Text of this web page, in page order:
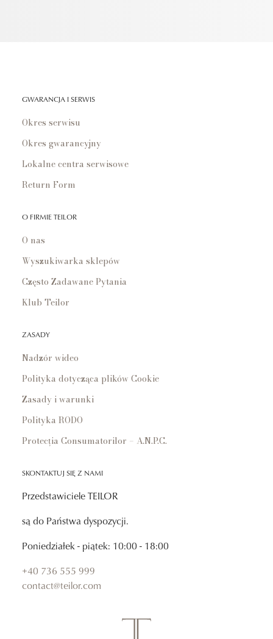
GWARANCJA I SERWIS
Okres serwisu
Okres gwarancyjny
Lokalne centra serwisowe
Return Form
O FIRMIE TEILOR
O nas
Wyszukiwarka sklepów
Często Zadawane Pytania
Klub Teilor
ZASADY
Nadzór wideo
Polityka dotycząca plików Cookie
Zasady i warunki
Polityka RODO
Protecția Consumatorilor – A.N.P.C.
SKONTAKTUJ SIĘ Z NAMI
Przedstawiciele TEILOR
są do Państwa dyspozycji.
Poniedziałek - piątek: 10:00 - 18:00
+40 736 555 999
contact@teilor.com